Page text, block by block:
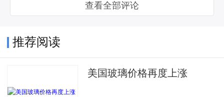
查看全部评论
推荐阅读
美国玻璃价格再度上涨